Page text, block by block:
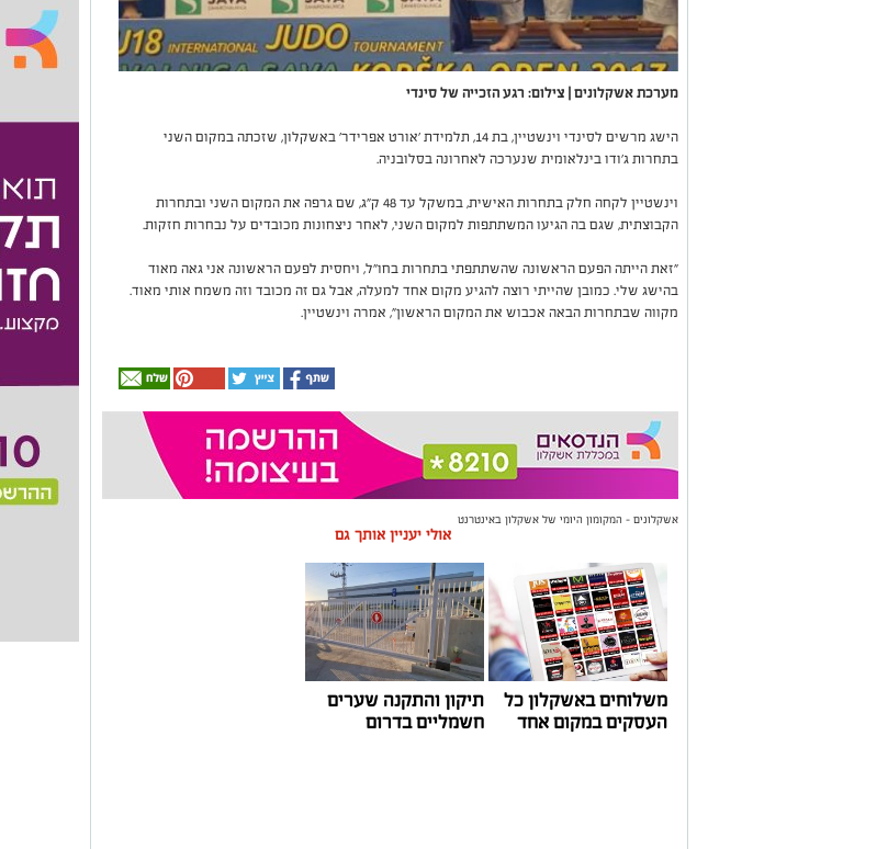
מערכת אשקלונים | צילום: רגע הזכייה של סינדי
הישג מרשים לסינדי וינשטיין, בת 14, תלמידת 'אורט אפרידר' באשקלון, שזכתה במקום השני
בתחרות ג'ודו בינלאומית שנערכה לאחרונה בסלובניה.
וינשטיין לקחה חלק בתחרות האישית, במשקל עד 48 ק"ג, שם גרפה את המקום השני ובתחרות
הקבוצתית, שגם בה הגיעו המשתתפות למקום השני, לאחר ניצחונות מכובדים על נבחרות חזקות.
"זאת הייתה הפעם הראשונה שהשתתפתי בתחרות בחו"ל, ויחסית לפעם הראשונה אני גאה מאוד
בהישג שלי. כמובן שהייתי רוצה להגיע מקום אחד למעלה, אבל גם זה מכובד וזה משמח אותי מאוד.
מקווה שבתחרות הבאה אכבוש את המקום הראשון", אמרה וינשטיין.
אשקלונים - המקומון היומי של אשקלון באינטרנט
אולי יעניין אותך גם
משלוחים באשקלון כל
העסקים במקום אחד
תיקון והתקנה שערים
חשמליים בדרום